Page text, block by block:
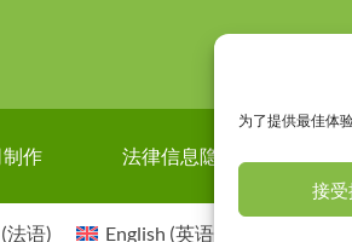
为了提供最佳体
接受
作 法律信息隐私政策
法语) English (英语